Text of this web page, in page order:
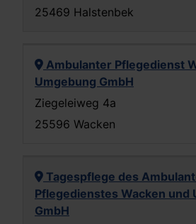
25469 Halstenbek
Ambulanter Pflegedienst
Umgebung GmbH
Ziegeleiweg 4a
25596 Wacken
Tagespflege des
Pflegedienstes Wacken und
GmbH